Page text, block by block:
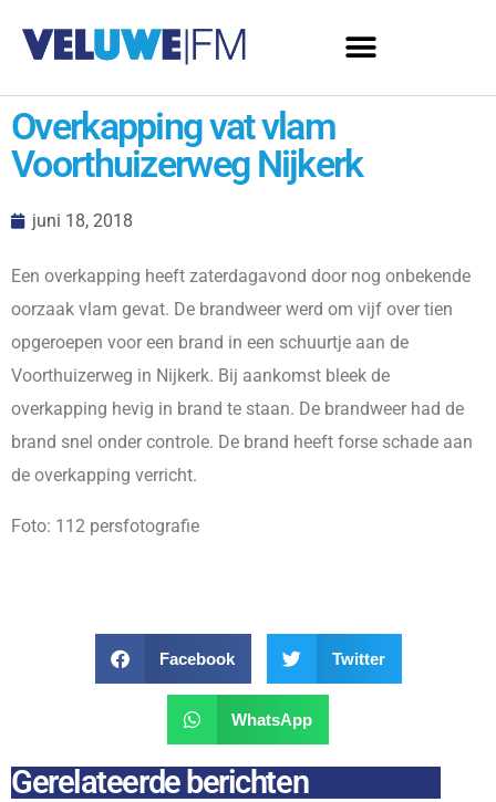
Overkapping vat vlam
Voorthuizerweg Nijkerk
juni 18, 2018
Een overkapping heeft zaterdagavond door nog onbekende
oorzaak vlam gevat. De brandweer werd om vijf over tien
opgeroepen voor een brand in een schuurtje aan de
Voorthuizerweg in Nijkerk. Bij aankomst bleek de
overkapping hevig in brand te staan. De brandweer had de
brand snel onder controle. De brand heeft forse schade aan
de overkapping verricht.
Foto: 112 persfotografie
Facebook Twitter
WhatsApp
Gerelateerde berichten